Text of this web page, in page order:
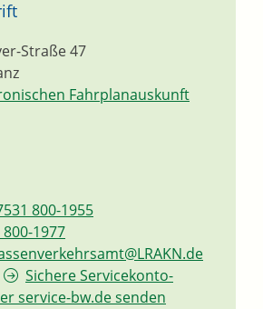
Straße 47
Fahrplanauskunft
800-1955
1977
Sichere Servicekonto-
service-bw.de senden